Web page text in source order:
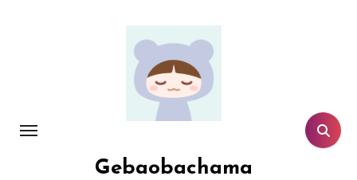
Gebaobachama